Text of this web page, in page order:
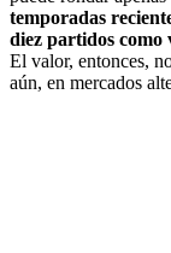
temporadas
diez partidos como
El valor, entonces,
aún, en mercados